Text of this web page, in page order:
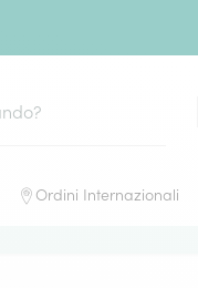
Ordini Internazionali